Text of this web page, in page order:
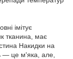
імітує
тканина, має
Накидки на
— це м'яка, але,